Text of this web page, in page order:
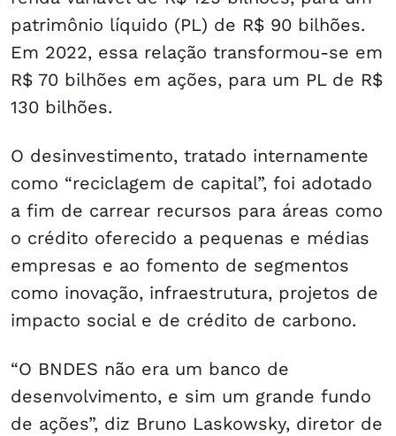
patrimônio líquido (PL) de R$ 90 bilhões.
Em 2022, essa relação transformou-se em
R$ 70 bilhões em ações, para um PL de R$
130 bilhões.
O desinvestimento, tratado internamente
como “reciclagem de capital”, foi adotado
a fim de carrear recursos para áreas como
o crédito oferecido a pequenas e médias
empresas e ao fomento de segmentos
como inovação, infraestrutura, projetos de
impacto social e de crédito de carbono.
“O BNDES não era um banco de
desenvolvimento, e sim um grande fundo
de ações”, diz Bruno Laskowsky, diretor de